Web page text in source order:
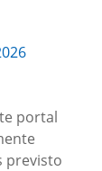
portal
previsto